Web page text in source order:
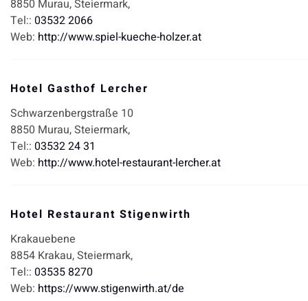
8850 Murau,Steiermark,
Tel:: 03532 2066
Web: http://www.spiel-kueche-holzer.at
Hotel Gasthof Lercher
Schwarzenbergstraße 10
8850 Murau,Steiermark,
Tel:: 03532 24 31
Web: http://www.hotel-restaurant-lercher.at
Hotel Restaurant Stigenwirth
Krakauebene
8854 Krakau,Steiermark,
Tel:: 03535 8270
Web: https://www.stigenwirth.at/de